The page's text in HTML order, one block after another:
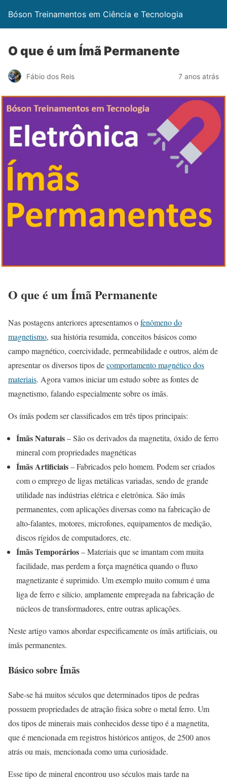
Bóson Treinamentos em Ciência e Tecnologia
O que é um Ímã Permanente
Fábio dos Reis 7 anos atrás
O que é um Ímã Permanente
Nas postagens anteriores apresentamos ofenômeno do
magnetismo, sua história resumida, conceitos básicos como
campo magnético, coercividade, permeabilidade e outros, além de
apresentar os diversos tipos decomportamento magnético dos
materiais. Agora vamos iniciar um estudo sobre as fontes de
magnetismo, falando especialmente sobre os ímãs.
Os ímãs podem ser classificados em três tipos principais:
Ímãs Naturais– São os derivados da magnetita, óxido de ferro
mineral com propriedades magnéticas
Ímãs Artificiais– Fabricados pelo homem. Podem ser criados
com o emprego de ligas metálicas variadas, sendo de grande
utilidade nas indústrias elétrica e eletrônica. São ímãs
permanentes, com aplicações diversas como na fabricação de
alto-falantes, motores, microfones, equipamentos de medição,
discos rígidos de computadores, etc.
Ímãs Temporários– Materiais que se imantam com muita
facilidade, mas perdem a força magnética quando o fluxo
magnetizante é suprimido. Um exemplo muito comum é uma
liga de ferro e silício, amplamente empregada na fabricação de
núcleos de transformadores, entre outras aplicações.
Neste artigo vamos abordar especificamente os ímãs artificiais, ou
ímãs permanentes.
Básico sobre Ímãs
Sabe-se há muitos séculos que determinados tipos de pedras
possuem propriedades de atração física sobre o metal ferro. Um
dos tipos de minerais mais conhecidos desse tipo é a magnetita,
que é mencionada em registros históricos antigos, de 2500 anos
atrás ou mais, mencionada como uma curiosidade.
Esse tipo de mineral encontrou uso séculos mais tarde na